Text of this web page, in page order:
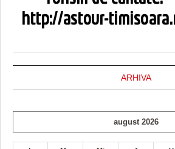
ARHIVA
august 2026